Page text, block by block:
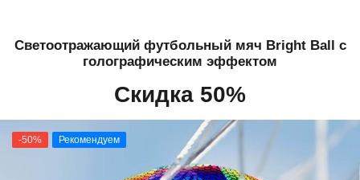
Светоотражающий футбольный мяч Bright Ball с
голографическим эффектом
Скидка 50%
-50% Рекомендуем